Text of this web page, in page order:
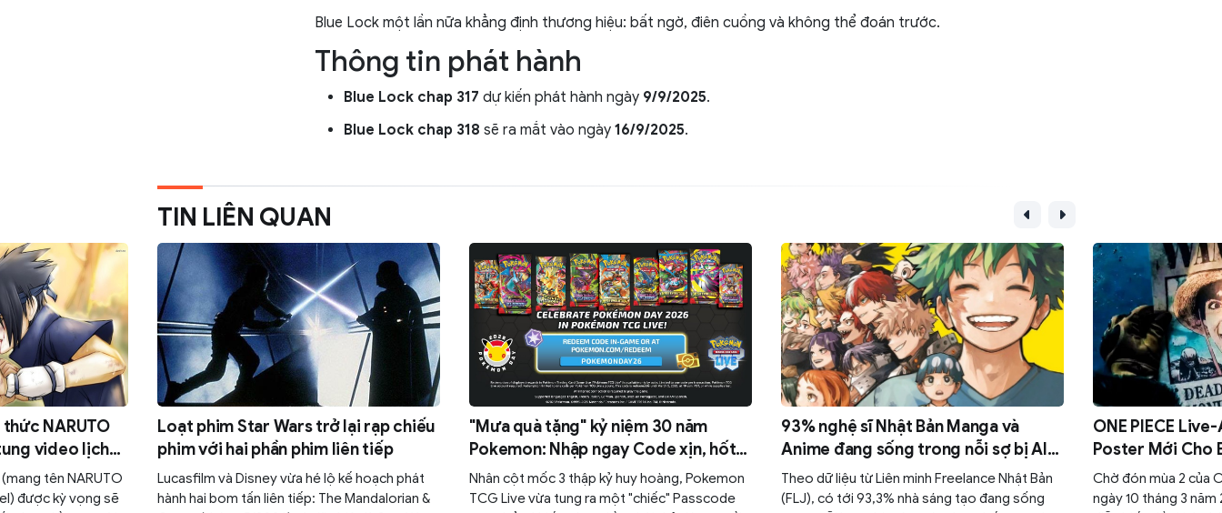
Blue Lock một lần nữa khẳng định thương hiệu: bất ngờ, điên cuồng và không thể đoán trước.
Thông tin phát hành
Blue Lock chap 317 dự kiến phát hành ngày 9/9/2025.
Blue Lock chap 318 sẽ ra mắt vào ngày 16/9/2025.
TIN LIÊN QUAN
NARUTO
video lịch
tên NARUTO
được kỳ vọng sẽ
Loạt phim Star Wars trở lại rạp chiếu
phim với hai phần phim liên tiếp
Lucasfilm và Disney vừa hé lộ kế hoạch phát
hành hai bom tấn liên tiếp: The Mandalorian &
"Mưa quà tặng" kỷ niệm 30 năm
Pokemon: Nhập ngay Code xịn, hốt
trọn 30 gói Mega Evolution miễn phí!
Nhân cột mốc 3 thập kỷ huy hoàng, Pokemon
TCG Live vừa tung ra một "chiếc" Passcode
93% nghệ sĩ Nhật Bản Manga và
Anime đang sống trong nỗi sợ bị AI
cướp mất sinh kế
Theo dữ liệu từ Liên minh Freelance Nhật Bản
(FLJ), có tới 93,3% nhà sáng tạo đang sống
ONE PIECE
Poster Mới Cho
Chờ đón mùa 2 của
ngày 10 tháng 3